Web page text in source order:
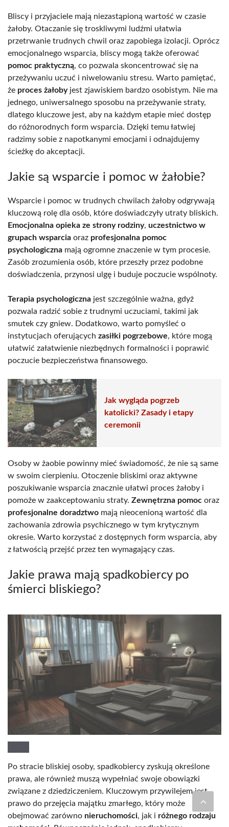
Bliscy i przyjaciele mają niezastąpioną wartość w czasie
żałoby. Otaczanie się troskliwymi ludźmi ułatwia
przetrwanie trudnych chwil oraz zapobiega izolacji. Oprócz
emocjonalnego wsparcia, bliscy mogą także oferować
pomoc praktyczną, co pozwala skoncentrować się na
przeżywaniu uczuć i niwelowaniu stresu. Warto pamiętać,
że proces żałobyjest zjawiskiem bardzo osobistym. Nie ma
jednego, uniwersalnego sposobu na przeżywanie straty,
dlatego kluczowe jest, aby na każdym etapie mieć dostęp
do różnorodnych form wsparcia. Dzięki temu łatwiej
radzimy sobie z napotkanymi emocjami i odnajdujemy
ścieżkę do akceptacji.
Jakie są wsparcie i pomoc w żałobie?
Wsparcie i pomoc w trudnych chwilach żałoby odgrywają
kluczową rolę dla osób, które doświadczyły utraty bliskich.
Emocjonalna opieka ze strony rodziny, uczestnictwo w
grupach wsparcia oraz profesjonalna pomoc
psychologiczna mają ogromne znaczenie w tym procesie.
Zasób zrozumienia osób, które przeszły przez podobne
doświadczenia, przynosi ulgę i buduje poczucie wspólnoty.
Terapia psychologiczna jest szczególnie ważna, gdyż
pozwala radzić sobie z trudnymi uczuciami, takimi jak
smutek czy gniew. Dodatkowo, warto pomyśleć o
instytucjach oferujących zasiłki pogrzebowe, które mogą
ułatwić załatwienie niezbędnych formalności i poprawić
poczucie bezpieczeństwa finansowego.
Jak wygląda pogrzeb
katolicki? Zasady i etapy
ceremonii
Osoby w żaobie powinny mieć świadomość, że nie są same
w swoim cierpieniu. Otoczenie bliskimi oraz aktywne
poszukiwanie wsparcia znacznie ułatwi proces żałoby i
pomoże w zaakceptowaniu straty. Zewnętrzna pomoc oraz
profesjonalne doradztwo mają nieocenioną wartość dla
zachowania zdrowia psychicznego w tym krytycznym
okresie. Warto korzystać z dostępnych form wsparcia, aby
z łatwością przejść przez ten wymagający czas.
Jakie prawa mają spadkobiercy po
śmierci bliskiego?
Po stracie bliskiej osoby, spadkobiercy zyskują określone
prawa, ale również muszą wypełniać swoje obowiązki
związane z dziedziczeniem. Kluczowym przywilejem jest
prawo do przejęcia majątku zmarłego, który może
obejmować zarówno nieruchomości, jak i różnego rodzaju